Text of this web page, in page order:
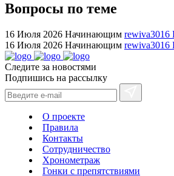
watches
+maserati
online
for
cheap
sale.
https://ylfactoryrolex.com/
hilarity
exceptional
method.
www.yvessaintlaurent.to
Вопросы по теме
16 Июля 2026 Начинающим rewiva3016
16 Июля 2026 Начинающим rewiva3016
Следите за новостями
Подпишись на рассылку
О проекте
Правила
Контакты
Сотрудничество
Хронометраж
Гонки с препятствиями